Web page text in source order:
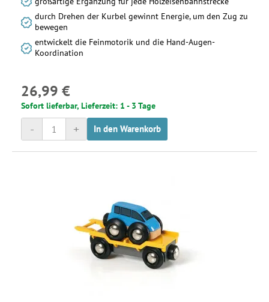
durch Drehen der Kurbel gewinnt Energie, um den Zug zu
bewegen
entwickelt die Feinmotorik und die Hand-Augen-
Koordination
26,99 €
Sofort lieferbar, Lieferzeit: 1 - 3 Tage
+
- In den Warenkorb